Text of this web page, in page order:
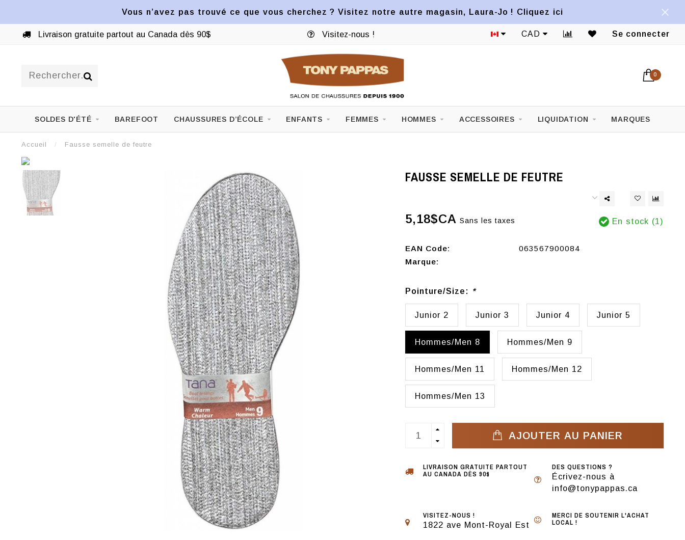
Vous n’avez pas trouvé ce que vous cherchez ? Visitez notre autre magasin, Laura-Jo ! Cliquez ici
Livraison gratuite partout au Canada dès 90$ Visitez-nous ! CAD Se connecter
0
SOLDES D'ÉTÉ BAREFOOT CHAUSSURES D’ÉCOLE ENFANTS FEMMES HOMMES ACCESSOIRES LIQUIDATION MARQUES
Accueil / Fausse semelle de feutre
FAUSSE SEMELLE DE FEUTRE
5,18$CA Sans les taxes En stock (1)
EAN Code:
063567900084
Marque:
Pointure/Size: *
Junior 2 Junior 3 Junior 4 Junior 5
Hommes/Men 8 Hommes/Men 9
Hommes/Men 11 Hommes/Men 12
Hommes/Men 13
AJOUTER AU PANIER
LIVRAISON GRATUITE PARTOUT
AU CANADA DÈS 90$
DES QUESTIONS ?
Écrivez-nous à
info@tonypappas.ca
VISITEZ-NOUS !
1822 ave Mont-Royal Est
MERCI DE SOUTENIR L'ACHAT
LOCAL !